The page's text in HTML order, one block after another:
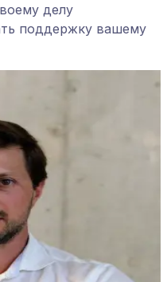
делу
поддержку вашему